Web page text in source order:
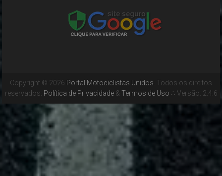
Copyright © 2026 Portal Motociclistas Unidos . Todos os direitos
reservados. Política de Privacidade& Termos de Uso ∴ Versão: 2.4.6